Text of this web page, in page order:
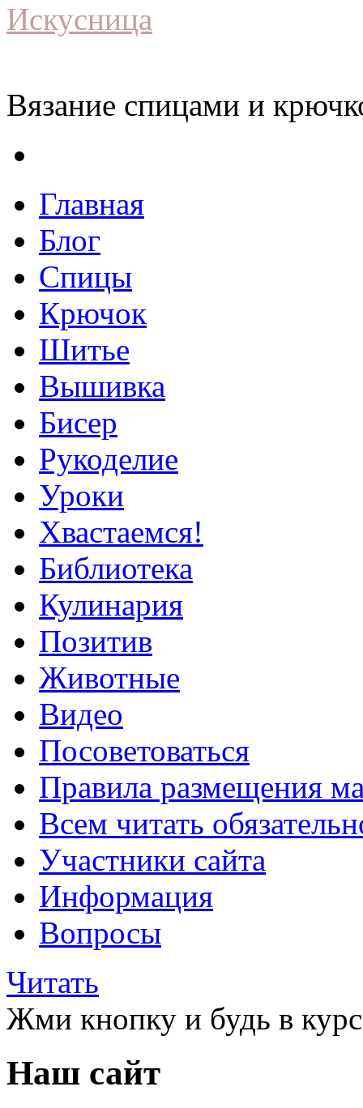
Искусница
Вязание спицами и
Главная
Блог
Спицы
Крючок
Шитье
Вышивка
Бисер
Рукоделие
Уроки
Хвастаемся!
Библиотека
Кулинария
Позитив
Животные
Видео
Посоветоваться
Правила размещения
Всем читать
Участники сайта
Информация
Вопросы
Читать
Жми кнопку и будь в
Наш сайт